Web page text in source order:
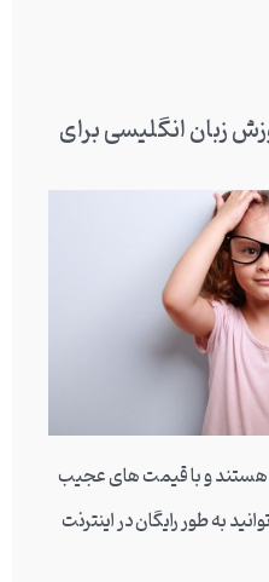
زبان انگلیسی برای
هستند و با قیمت های عجیب
به طور رایگان در اینترنت